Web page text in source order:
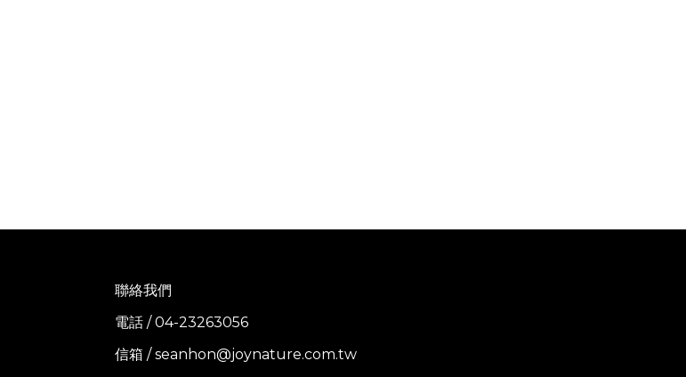
聯絡我們
電話 / 04-23263056
信箱 / seanhon@joynature.com.tw